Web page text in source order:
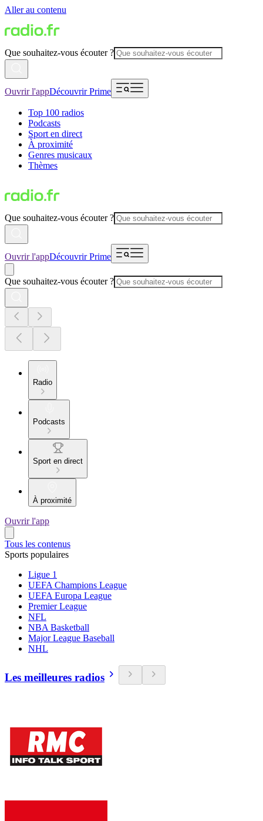
Aller au contenu
Que souhaitez-vous écouter ?
Ouvrir l'appDécouvrir Prime
Top 100 radios
Podcasts
Sport en direct
À proximité
Genres musicaux
Thèmes
Que souhaitez-vous écouter ?
Ouvrir l'appDécouvrir Prime
Que souhaitez-vous écouter ?
Radio
Podcasts
Sport en direct
À proximité
Ouvrir l'app
Tous les contenus
Sports populaires
Ligue 1
UEFA Champions League
UEFA Europa League
Premier League
NFL
NBA Basketball
Major League Baseball
NHL
Les meilleures radios